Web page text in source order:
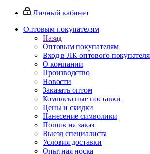
Личный кабинет
Оптовым покупателям
Назад
Оптовым покупателям
Вход в ЛК оптового покупателя
О компании
Производство
Новости
Заказать оптом
Комплексные поставки
Цены и скидки
Нанесение символики
Пошив на заказ
Выезд специалиста
Условия доставки
Опытная носка